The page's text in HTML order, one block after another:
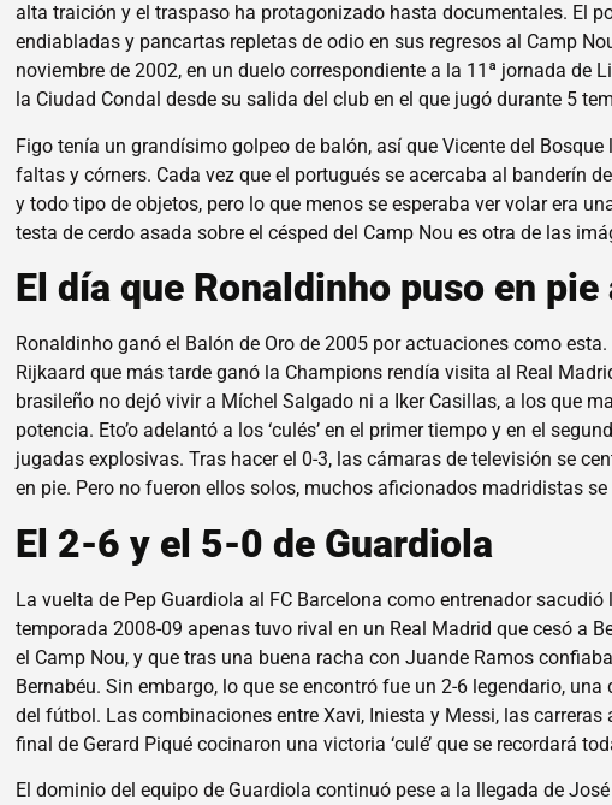
alta traición y el traspaso ha protagonizado hasta documentales. El
endiabladas y pancartas repletas de odio en sus regresos al Camp
noviembre de 2002, en un duelo correspondiente a la 11ª jornada de
la Ciudad Condal desde su salida del club en el que jugó durante 5
Figo tenía un grandísimo golpeo de balón, así que Vicente del
faltas y córners. Cada vez que el portugués se acercaba al banderín
y todo tipo de objetos, pero lo que menos se esperaba ver volar era
testa de cerdo asada sobre el césped del Camp Nou es otra de las
El día que Ronaldinho puso en pie
Ronaldinho ganó el Balón de Oro de 2005 por actuaciones como
Rijkaard que más tarde ganó la Champions rendía visita al Real
brasileño no dejó vivir a Míchel Salgado ni a Iker Casillas, a los que
potencia. Eto’o adelantó a los ‘culés’ en el primer tiempo y en el
jugadas explosivas. Tras hacer el 0-3, las cámaras de televisión se
en pie. Pero no fueron ellos solos, muchos aficionados madridistas se
El 2-6 y el 5-0 de Guardiola
La vuelta de Pep Guardiola al FC Barcelona como entrenador sacudió
temporada 2008-09 apenas tuvo rival en un Real Madrid que cesó a
el Camp Nou, y que tras una buena racha con Juande Ramos
Bernabéu. Sin embargo, lo que se encontró fue un 2-6 legendario,
del fútbol. Las combinaciones entre Xavi, Iniesta y Messi, las
final de Gerard Piqué cocinaron una victoria ‘culé’ que se recordará
El dominio del equipo de Guardiola continuó pese a la llegada de